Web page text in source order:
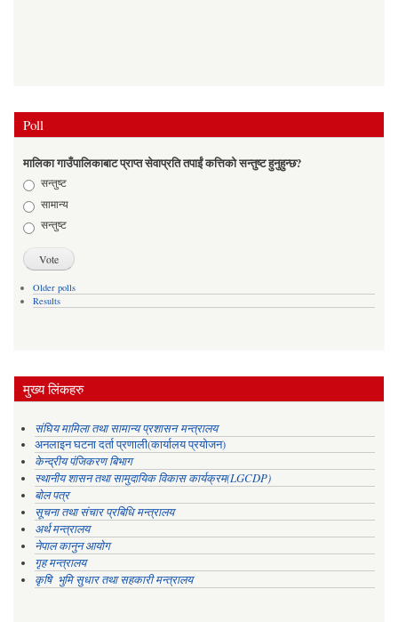
Poll
मालिका गाउँपालिकाबाट प्राप्त सेवाप्रति तपाईं कत्तिको सन्तुष्ट हुनुहुन्छ?
Choices
सन्तुष्ट
सामान्य
सन्तुष्ट
Older polls
Results
मुख्य लिंकहरु
संघिय मामिला तथा सामान्य प्रशासन मन्त्रालय
अनलाइन घटना दर्ता प्रणाली(कार्यालय प्रयोजन)
केन्द्रीय पंजिकरण बिभाग
स्थानीय शासन तथा सामुदायिक विकास कार्यक्रम(LGCDP)
बोल पत्र
सूचना तथा संचार प्रबिधि मन्त्रालय
अर्थ मन्त्रालय
नेपाल कानुन आयोग
गृह मन्त्रालय
कृषि भुमि सुधार तथा सहकारी मन्त्रालय